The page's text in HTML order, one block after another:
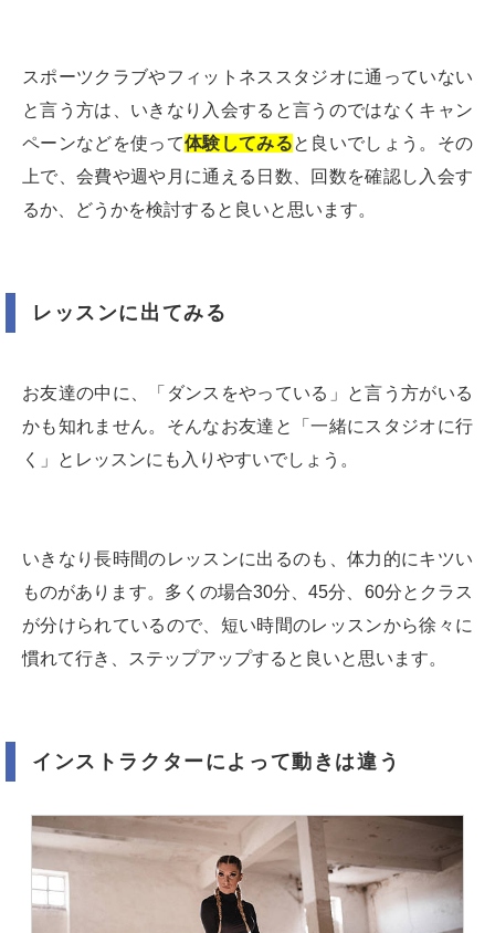
スポーツクラブやフィットネススタジオに通っていない
と言う方は、いきなり入会すると言うのではなくキャン
ペーンなどを使って体験してみると良いでしょう。その
上で、会費や週や月に通える日数、回数を確認し入会す
るか、どうかを検討すると良いと思います。
レッスンに出てみる
お友達の中に、「ダンスをやっている」と言う方がいる
かも知れません。そんなお友達と「一緒にスタジオに行
く」とレッスンにも入りやすいでしょう。
いきなり長時間のレッスンに出るのも、体力的にキツい
ものがあります。多くの場合30分、45分、60分とクラス
が分けられているので、短い時間のレッスンから徐々に
慣れて行き、ステップアップすると良いと思います。
インストラクターによって動きは違う